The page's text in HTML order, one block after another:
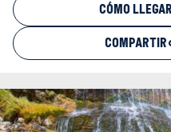
CÓMO LLEGAR
COMPARTIR